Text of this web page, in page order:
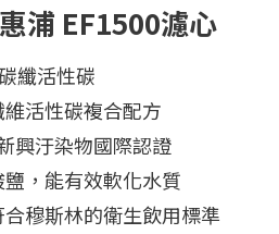
浦 EF1500濾心
纖活性碳
活性碳複合配方
興汙染物國際認證
，能有效軟化水質
穆斯林的衛生飲用標準